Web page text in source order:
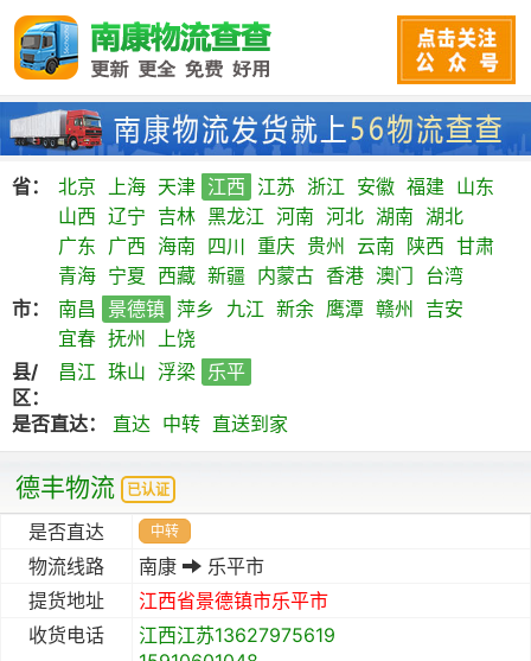
省： 北京 上海 天津 江西 江苏 浙江 安徽 福建 山东
山西 辽宁 吉林 黑龙江 河南 河北 湖南 湖北
广东 广西 海南 四川 重庆 贵州 云南 陕西 甘肃
青海 宁夏 西藏 新疆 内蒙古 香港 澳门 台湾
市：
南昌 景德镇 萍乡 九江 新余 鹰潭 赣州 吉安
宜春 抚州
上饶
县/
区：
昌江 珠山 浮梁 乐平
是否直达： 直达 中转 直送到家
德丰物流 已认证
是否直达 中转
物流线路 南康
乐平市
提货地址
江西省景德镇市乐平市
收货电话
江西江苏13627975619